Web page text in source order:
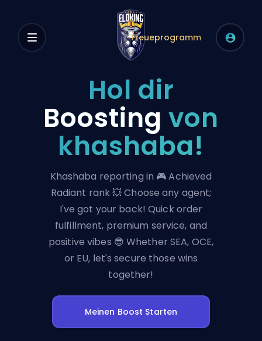
Treueprogramm
Hol dir
Boosting von
khashaba!
Khashaba reporting in 🎮 Achieved
Radiant rank 💥 Choose any agent;
I've got your back! Quick order
fulfillment, premium service, and
positive vibes 😎 Whether SEA, OCE,
or EU, let's secure those wins
together!
Meinen Boost Starten